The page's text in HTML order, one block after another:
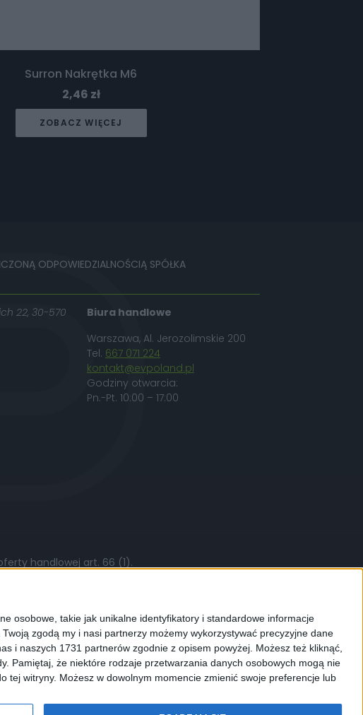
osobowe, takie jak unikalne identyfikatory i standardowe informacje
Twoją zgodą my i nasi partnerzy możemy wykorzystywać precyzyjne dane
i naszych 1731 partnerów zgodnie z opisem powyżej. Możesz też kliknąć,
Pamiętaj, że niektóre rodzaje przetwarzania danych osobowych mogą nie
tej witryny. Możesz w dowolnym momencie zmienić swoje preferencje lub
Surron Nakrętka M6
2,46 zł
ZOBACZ WIĘCEJ
ODPOWIEDZIALNOŚCIĄ SPÓŁKA
22, 30-570
Biura handlowe
Warszawa, Al. Jerozolimskie 200
Tel. 667 071 224
kontakt@evpoland.pl
Godziny otwarcia:
Pn.-Pt. 10:00 – 17:00
handlowej art. 66 (1).
nas plików cookies. Używamy ich do
zmienić ustawienia dotyczące